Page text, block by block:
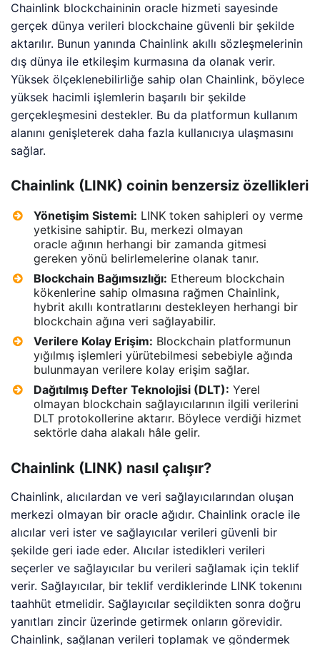
Chainlink blockchaininin oracle hizmeti sayesinde
gerçek dünya verileri blockchaine güvenli bir şekilde
aktarılır. Bunun yanında Chainlink akıllı sözleşmelerinin
dış dünya ile etkileşim kurmasına da olanak verir.
Yüksek ölçeklenebilirliğe sahip olan Chainlink, böylece
yüksek hacimli işlemlerin başarılı bir şekilde
gerçekleşmesini destekler. Bu da platformun kullanım
alanını genişleterek daha fazla kullanıcıya ulaşmasını
sağlar.
Chainlink (LINK) coinin benzersiz özellikleri
Yönetişim Sistemi: LINK token sahipleri oy verme
yetkisine sahiptir. Bu, merkezi olmayan
oracle ağının herhangi bir zamanda gitmesi
gereken yönü belirlemelerine olanak tanır.
Blockchain Bağımsızlığı: Ethereum blockchain
kökenlerine sahip olmasına rağmen Chainlink,
hybrit akıllı kontratlarını destekleyen herhangi bir
blockchain ağına veri sağlayabilir.
Verilere Kolay Erişim: Blockchain platformunun
yığılmış işlemleri yürütebilmesi sebebiyle ağında
bulunmayan verilere kolay erişim sağlar.
Dağıtılmış Defter Teknolojisi (DLT): Yerel
olmayan blockchain sağlayıcılarının ilgili verilerini
DLT protokollerine aktarır. Böylece verdiği hizmet
sektörle daha alakalı hâle gelir.
Chainlink (LINK) nasıl çalışır?
Chainlink, alıcılardan ve veri sağlayıcılarından oluşan
merkezi olmayan bir oracle ağıdır. Chainlink oracle ile
alıcılar veri ister ve sağlayıcılar verileri güvenli bir
şekilde geri iade eder. Alıcılar istedikleri verileri
seçerler ve sağlayıcılar bu verileri sağlamak için teklif
verir. Sağlayıcılar, bir teklif verdiklerinde LINK tokenını
taahhüt etmelidir. Sağlayıcılar seçildikten sonra doğru
yanıtları zincir üzerinde getirmek onların görevidir.
Chainlink, sağlanan verileri toplamak ve göndermek